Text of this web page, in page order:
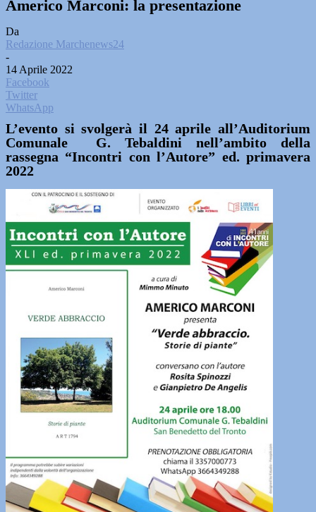
Americo Marconi: la presentazione
Da
Redazione Marchenews24
-
14 Aprile 2022
Facebook
Twitter
WhatsApp
L’evento si svolgerà il 24 aprile all’Auditorium
Comunale G. Tebaldini nell’ambito della
rassegna “Incontri con l’Autore” ed. primavera
2022